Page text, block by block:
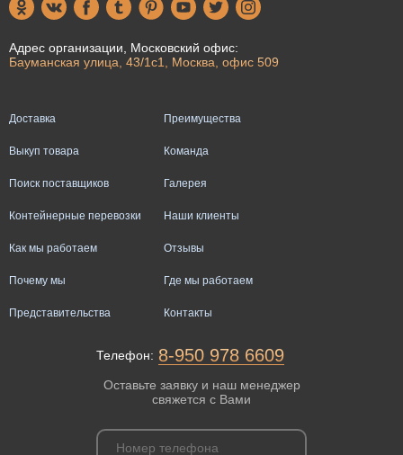
Адрес организации, Московский офис:
Бауманская улица, 43/1с1, Москва, офис 509
Доставка
Выкуп товара
Поиск поставщиков
Контейнерные перевозки
Как мы работаем
Почему мы
Представительства
Преимущества
Команда
Галерея
Наши клиенты
Отзывы
Где мы работаем
Контакты
Телефон: 8-950 978 6609
Оставьте заявку и наш менеджер
свяжется с Вами